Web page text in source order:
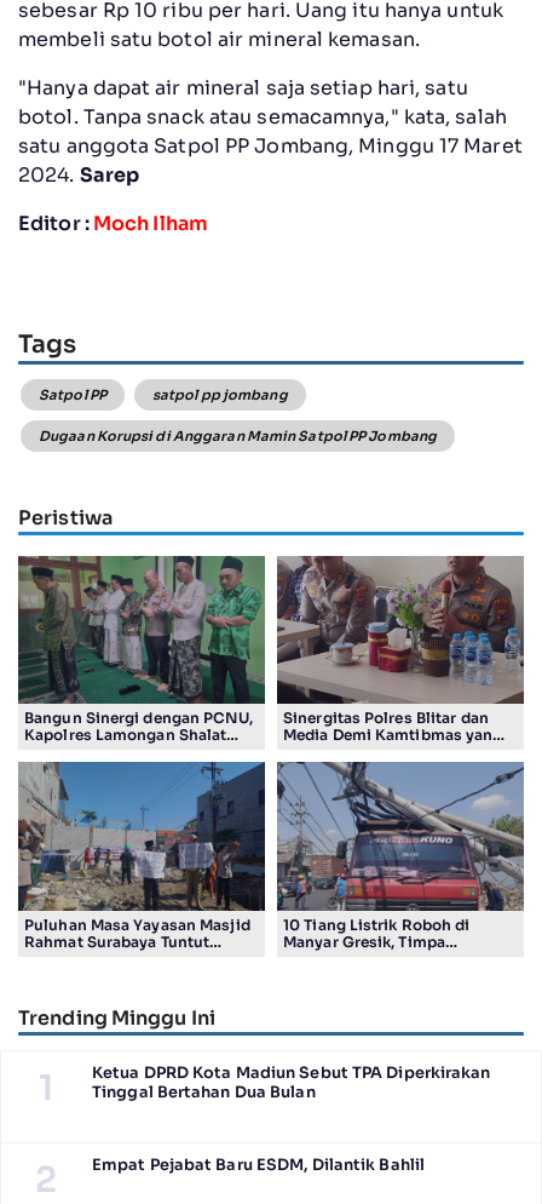
sebesar Rp 10 ribu per hari. Uang itu hanya untuk
membeli satu botol air mineral kemasan.
"Hanya dapat air mineral saja setiap hari, satu
botol. Tanpa snack atau semacamnya," kata, salah
satu anggota Satpol PP Jombang, Minggu 17 Maret
2024. Sarep
Editor :Moch Ilham
Tags
Satpol PP satpol pp jombang
Dugaan Korupsi di Anggaran Mamin Satpol PP Jombang
Peristiwa
Bangun Sinergi dengan PCNU,
Kapolres Lamongan Shalat
Pengurus
Sinergitas Polres Blitar dan
Media Demi Kamtibmas yang
Puluhan Masa Yayasan Masjid
Rahmat Surabaya Tuntut
10 Tiang Listrik Roboh di
Manyar Gresik, Timpa
Trending Minggu Ini
1
Ketua DPRD Kota Madiun Sebut TPA Diperkirakan
Tinggal Bertahan Dua Bulan
2 Empat Pejabat Baru ESDM, Dilantik Bahlil